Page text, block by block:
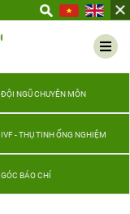
ĐỘI NGŨ CHUYÊN MÔN
IVF - THỤ TINH ỐNG NGHIỆM
GÓC BÁO CHÍ